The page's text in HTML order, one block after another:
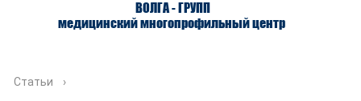
ВОЛГА - ГРУПП
медицинский многопрофильный центр
Статьи ›